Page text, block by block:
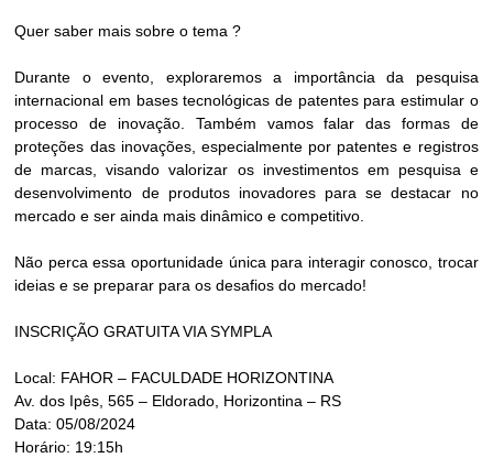
Quer saber mais sobre o tema ?
Durante o evento, exploraremos a importância da pesquisa
internacional em bases tecnológicas de patentes para estimular o
processo de inovação. Também vamos falar das formas de
proteções das inovações, especialmente por patentes e registros
de marcas, visando valorizar os investimentos em pesquisa e
desenvolvimento de produtos inovadores para se destacar no
mercado e ser ainda mais dinâmico e competitivo.
Não perca essa oportunidade única para interagir conosco, trocar
ideias e se preparar para os desafios do mercado!
INSCRIÇÃO GRATUITA VIA SYMPLA
Local: FAHOR – FACULDADE HORIZONTINA
Av. dos Ipês, 565 – Eldorado, Horizontina – RS
Data: 05/08/2024
Horário: 19:15h